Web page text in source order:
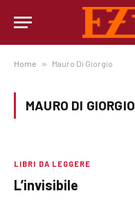
Home » Mauro Di Giorgio
MAURO DI GIORGIO
LIBRI DA LEGGERE
L’invisibile